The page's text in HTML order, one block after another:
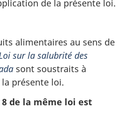
de la présente loi.
alimentaires au sens de
sur la salubrité des
sont soustraits à
présente loi.
8 de la même loi est